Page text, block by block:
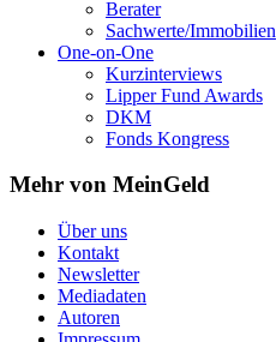
Berater
Sachwerte/Immobilien
One-on-One
Kurzinterviews
Lipper Fund Awards
DKM
Fonds Kongress
Mehr von MeinGeld
Über uns
Kontakt
Newsletter
Mediadaten
Autoren